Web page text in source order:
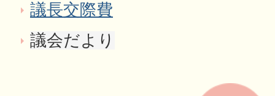
議長交際費
議会だより